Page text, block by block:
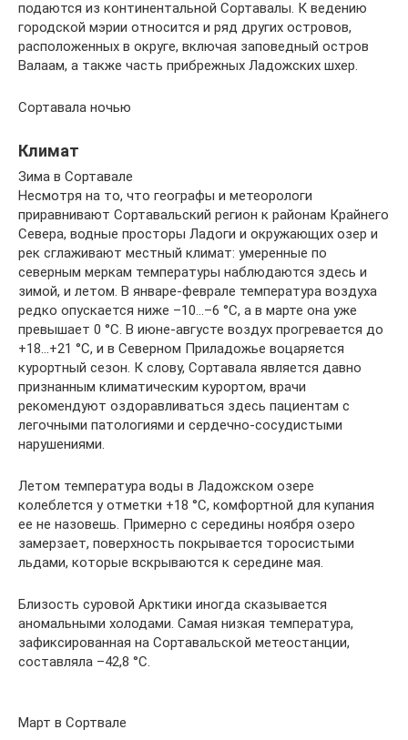
подаются из континентальной Сортавалы. К ведению
городской мэрии относится и ряд других островов,
расположенных в округе, включая заповедный остров
Валаам, а также часть прибрежных Ладожских шхер.
Сортавала ночью
Климат
Зима в Сортавале
Несмотря на то, что географы и метеорологи
приравнивают Сортавальский регион к районам Крайнего
Севера, водные просторы Ладоги и окружающих озер и
рек сглаживают местный климат: умеренные по
северным меркам температуры наблюдаются здесь и
зимой, и летом. В январе-феврале температура воздуха
редко опускается ниже –10…–6 °С, а в марте она уже
превышает 0 °С. В июне-августе воздух прогревается до
+18…+21 °С, и в Северном Приладожье воцаряется
курортный сезон. К слову, Сортавала является давно
признанным климатическим курортом, врачи
рекомендуют оздоравливаться здесь пациентам с
легочными патологиями и сердечно-сосудистыми
нарушениями.
Летом температура воды в Ладожском озере
колеблется у отметки +18 °С, комфортной для купания
ее не назовешь. Примерно с середины ноября озеро
замерзает, поверхность покрывается торосистыми
льдами, которые вскрываются к середине мая.
Близость суровой Арктики иногда сказывается
аномальными холодами. Самая низкая температура,
зафиксированная на Сортавальской метеостанции,
составляла –42,8 °С.
Март в Сортвале